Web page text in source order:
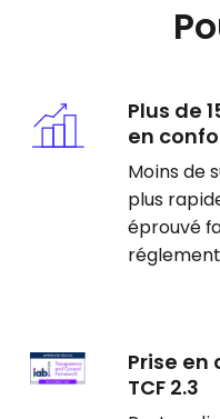
Plus de
en
Moins de
plus
éprouvé
Prise en
TCF 2.3